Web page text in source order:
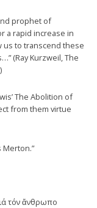
prophet of
a rapid increase in
us to transcend these
(Ray Kurzweil, The
The Abolition of
from them virtue
Merton.”
τόν ἄνθρωπο